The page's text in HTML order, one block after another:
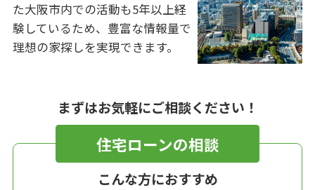
た大阪市内での活動も5年以上経
験しているため、豊富な情報量で
理想の家探しを実現できます。
まずはお気軽にご相談ください！
住宅ローンの相談
こんな方におすすめ